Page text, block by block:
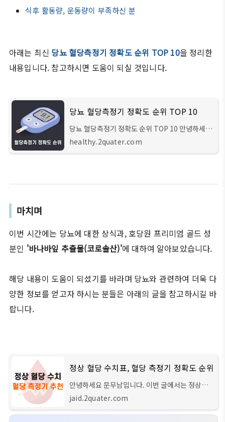
식후 활동량, 운동량이 부족하신 분
아래는 최신 당뇨 혈당측정기 정확도 순위 TOP 10을 정리한
내용입니다. 참고하시면 도움이 되실 것입니다.
당뇨 혈당측정기 정확도 순위 TOP 10
당뇨 혈당측정기 정확도 순위 TOP 10 안녕하세요
헬스 큐레이터입니다. 이번 시간에는 알아두면 도
움이 되는 당뇨에 대한 상식과, 성인 남녀 두 분이
healthy.2quater.com
마치며
이번 시간에는 당뇨에 대한 상식과, 호당원 프리미엄 골드 성
분인 '바나바잎 추출물(코로솔산)'에 대하여 알아보았습니다.
해당 내용이 도움이 되셨기를 바라며 당뇨와 관련하여 더욱 다
양한 정보를 얻고자 하시는 분들은 아래의 글을 참고하시길 바
랍니다.
정상 혈당 수치표, 혈당 측정기 정확도 순위
안녕하세요 문무남입니다. 이번 글에서는 정상적
인 혈당 수치와, 국내에서 유통되는 대표적이 혈당
측정기 제품 10가지의 혈당 비교 순위에 대해서 자
세하게 알려드리도록 하겠습니다. 글의 순
jaid.2quater.com